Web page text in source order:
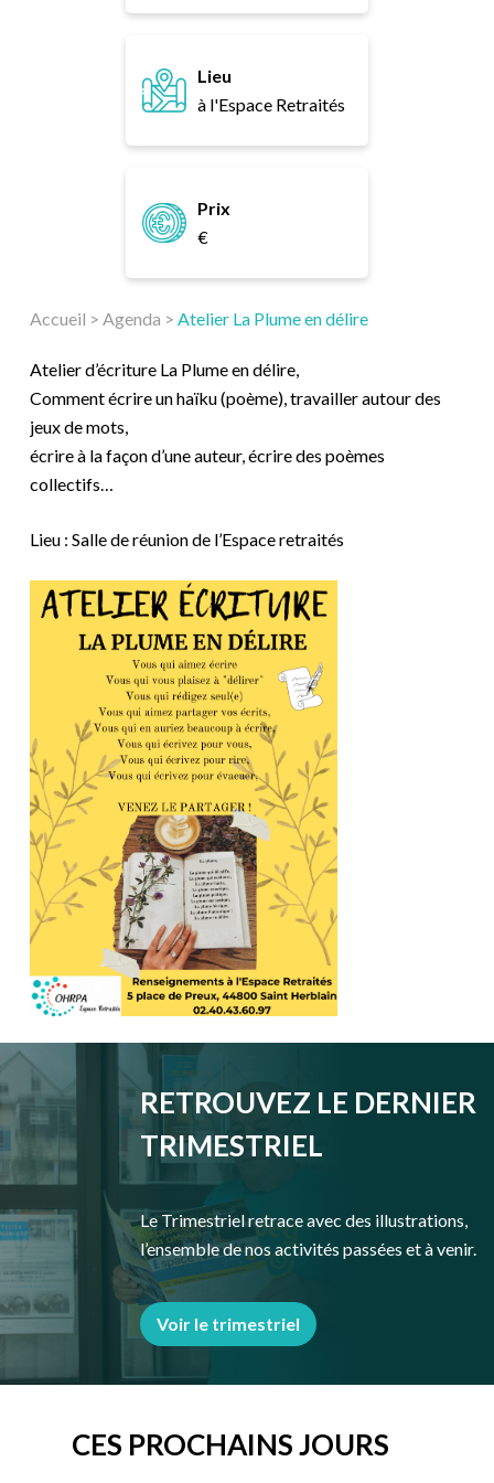
Lieu
à l'Espace Retraités
Prix
€
Accueil > Agenda > Atelier La Plume en délire
Atelier d’écriture La Plume en délire,
Comment écrire un haïku (poème), travailler autour des
jeux de mots,
écrire à la façon d’une auteur, écrire des poèmes
collectifs…
Lieu : Salle de réunion de l’Espace retraités
RETROUVEZ LE DERNIER
TRIMESTRIEL
Le Trimestriel retrace avec des illustrations,
l’ensemble de nos activités passées et à venir.
Voir le trimestriel
CES PROCHAINS JOURS